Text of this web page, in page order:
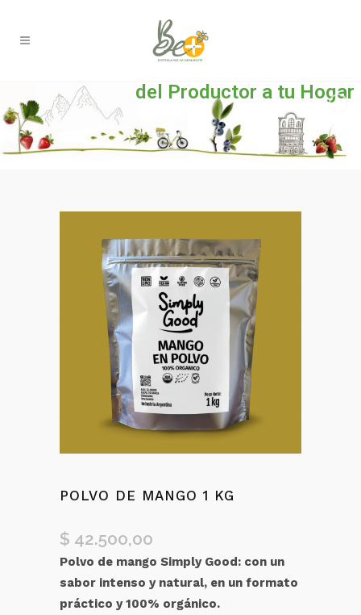
del Productor a tu Hogar
POLVO DE MANGO 1 KG
$ 42.500,00
Polvo de mango Simply Good: con un
sabor intenso y natural, en un formato
práctico y 100% orgánico.